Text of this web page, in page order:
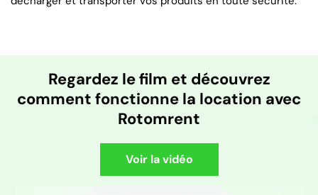
Regardez le film et découvrez
comment fonctionne la location avec
Rotomrent
Voir la vidéo